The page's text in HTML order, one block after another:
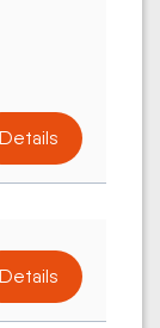
Details
Details